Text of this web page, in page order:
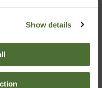
Show details
"frokosten er
myte. Så spis